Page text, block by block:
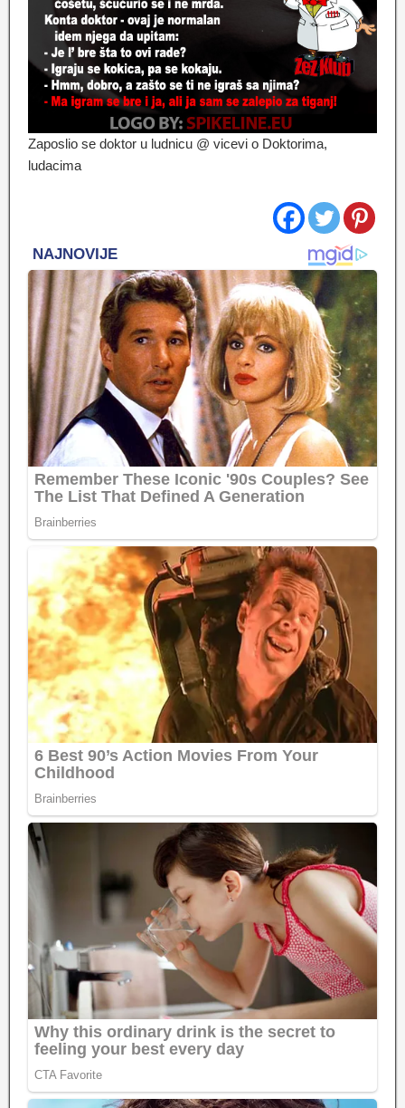
Zaposlio se doktor u ludnicu @ vicevi o Doktorima,
ludacima